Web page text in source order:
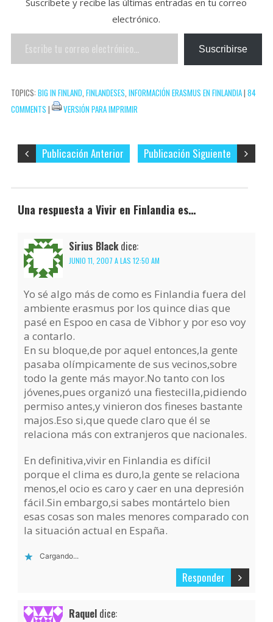
s
t
Suscríbete y recibe las últimas entradas en tu correo
electrónico.
Escribe
tu
electrónico…
Suscribirse
TOPICS: BIG IN FINLAND, FINLANDESES, INFORMACIÓN ERASMUS EN FINLANDIA| 84
COMMENTS | VERSIÓN PARA IMPRIMIR
Publicación Siguiente
Publicación Anterior
Una respuesta a Vivir en Finlandia es…
Sirius Black dice:
JUNIO 11, 2007 A LAS 12:50 AM
Yo sé algo más de como es Finlandia fuera del
ambiente erasmus por los quince dias que
pasé en Espoo en casa de Vibhor y por eso voy
a contarlo.
En su bloque,de por aquel entonces,la gente
pasaba olímpicamente de sus vecinos,sobre
todo la gente más mayor.No tanto con los
jóvenes,pues organizó una fiestecilla,pidiendo
permiso antes,y vinieron dos fineses bastante
majos.Eso si,que quede claro que él se
relaciona más con extranjeros que nacionales.
En definitiva,vivir en Finlandia es difícil
porque el clima es duro,la gente se relaciona
menos,el ocio es caro y caer en una depresión
fácil.Sin embargo,si sabes montártelo bien
esas cosas son males menores comparado con
la situación actual en España.
Cargando...
Responder
Raquel dice: